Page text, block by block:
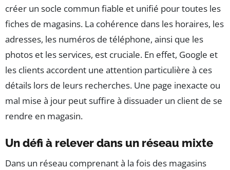
créer un socle commun fiable et unifié pour toutes les
fiches de magasins. La cohérence dans les horaires, les
adresses, les numéros de téléphone, ainsi que les
photos et les services, est cruciale. En effet, Google et
les clients accordent une attention particulière à ces
détails lors de leurs recherches. Une page inexacte ou
mal mise à jour peut suffire à dissuader un client de se
rendre en magasin.
Un défi à relever dans un réseau mixte
Dans un réseau comprenant à la fois des magasins